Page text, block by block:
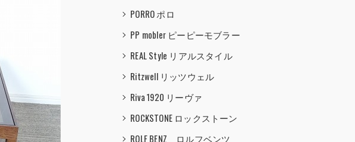
PORRO ポロ
PP mobler ピーピーモブラー
REAL Style リアルスタイル
Ritzwell リッツウェル
Riva 1920 リーヴァ
ROCKSTONE ロックストーン
ROLF BENZ ロルフベンツ